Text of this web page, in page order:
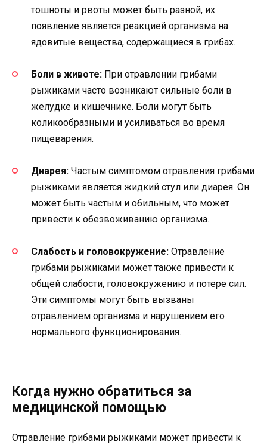
тошноты и рвоты может быть разной, их
появление является реакцией организма на
ядовитые вещества, содержащиеся в грибах.
Боли в животе: При отравлении грибами
рыжиками часто возникают сильные боли в
желудке и кишечнике. Боли могут быть
коликообразными и усиливаться во время
пищеварения.
Диарея: Частым симптомом отравления грибами
рыжиками является жидкий стул или диарея. Он
может быть частым и обильным, что может
привести к обезвоживанию организма.
Слабость и головокружение: Отравление
грибами рыжиками может также привести к
общей слабости, головокружению и потере сил.
Эти симптомы могут быть вызваны
отравлением организма и нарушением его
нормального функционирования.
Когда нужно обратиться за
медицинской помощью
Отравление грибами рыжиками может привести к